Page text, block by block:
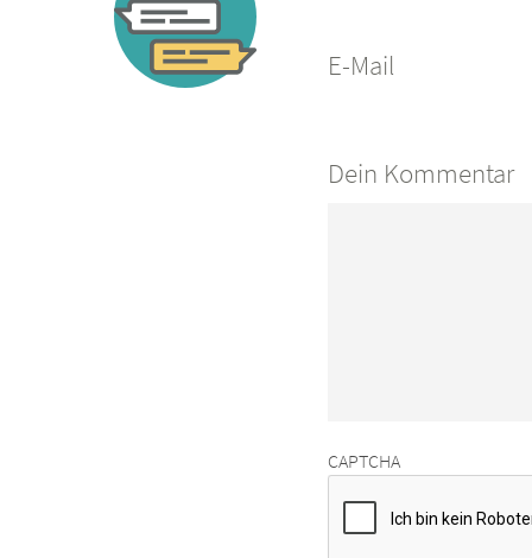
E-Mail
Dein Kommentar
CAPTCHA